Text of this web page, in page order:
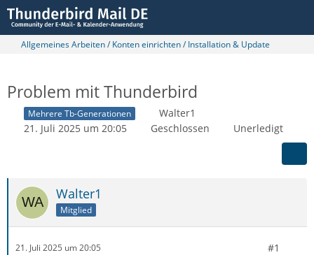
Allgemeines Arbeiten / Konten einrichten / Installation & Update
Problem mit Thunderbird
Mehrere Tb-Generationen
Walter1
21. Juli 2025 um 20:05
Geschlossen Unerledigt
Walter1
Mitglied
21. Juli 2025 um 20:05 #1